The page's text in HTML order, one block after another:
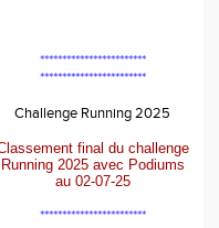
************************
************************
Challenge Running 2025
final du challenge
Running 2025 avec Podiums
au 02-07-25
************************